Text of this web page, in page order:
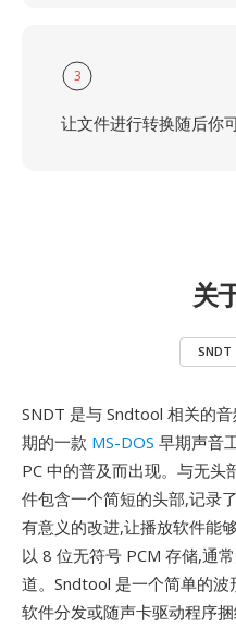
3
让文件进行转换随后你
关
SNDT
SNDT 是与 Sndtool 相关的
期的一款 MS-DOS 早期声音
PC 中的普及而出现。与无头
件包含一个简短的头部,记录
有意义的改进,让播放软件能
以 8 位无符号 PCM 存储,通
道。Sndtool 是一个简单的
软件分发或随声卡驱动程序